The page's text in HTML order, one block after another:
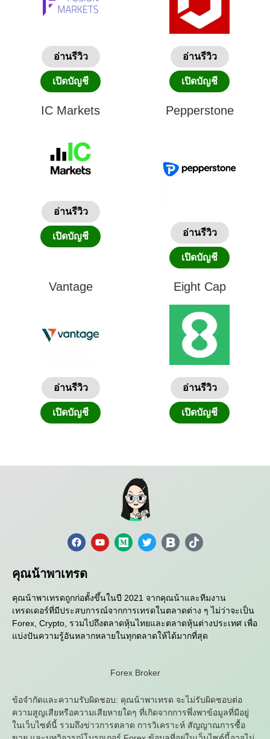
อ่านรีวิว
เปิดบัญชี
อ่านรีวิว
เปิดบัญชี
IC Markets
อ่านรีวิว
เปิดบัญชี
Pepperstone
อ่านรีวิว
เปิดบัญชี
Vantage
อ่านรีวิว
เปิดบัญชี
Eight Cap
อ่านรีวิว
เปิดบัญชี
คุณน้าพาเทรด
คุณน้าพาเทรดถูกก่อตั้งขึ้นในปี 2021 จากคุณน้าและทีมงาน
เทรดเดอร์ที่มีประสบการณ์จากการเทรดในตลาดต่าง ๆ ไม่ว่าจะเป็น
Forex, Crypto, รวมไปถึงตลาดหุ้นไทยและตลาดหุ้นต่างประเทศ เพื่อ
แบ่งปันความรู้อันหลากหลายในทุกตลาดให้ได้มากที่สุด
Forex Broker
ข้อจำกัดและความรับผิดชอบ: คุณน้าพาเทรด จะไม่รับผิดชอบต่อ
ความสูญเสียหรือความเสียหายใดๆ ที่เกิดจากการพึ่งพาข้อมูลที่มีอยู่
ในเว็บไซต์นี้ รวมถึงข่าวการตลาด การวิเคราะห์ สัญญาณการซื้อ